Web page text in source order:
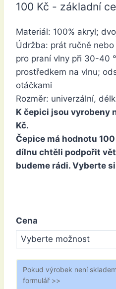
100 Kč - základní
Materiál: 100% akryl;
Údržba: prát ručně
pro praní vlny při 30-40
prostředkem na vlnu;
otáčkami
Rozměr: univerzální,
K čepici jsou vyrobeny
Kč.
Čepice má hodnotu
dílnu chtěli podpořit
budeme rádi. Vyberte
Cena
Pokud výrobek není
formulář >>